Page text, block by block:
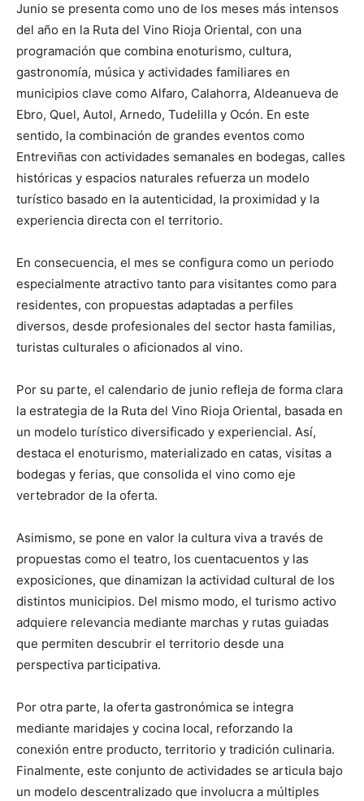
Junio se presenta como uno de los meses más intensos
del año en la Ruta del Vino Rioja Oriental, con una
programación que combina enoturismo, cultura,
gastronomía, música y actividades familiares en
municipios clave como Alfaro, Calahorra, Aldeanueva de
Ebro, Quel, Autol, Arnedo, Tudelilla y Ocón. En este
sentido, la combinación de grandes eventos como
Entreviñas con actividades semanales en bodegas, calles
históricas y espacios naturales refuerza un modelo
turístico basado en la autenticidad, la proximidad y la
experiencia directa con el territorio.
En consecuencia, el mes se configura como un periodo
especialmente atractivo tanto para visitantes como para
residentes, con propuestas adaptadas a perfiles
diversos, desde profesionales del sector hasta familias,
turistas culturales o aficionados al vino.
Por su parte, el calendario de junio refleja de forma clara
la estrategia de la Ruta del Vino Rioja Oriental, basada en
un modelo turístico diversificado y experiencial. Así,
destaca el enoturismo, materializado en catas, visitas a
bodegas y ferias, que consolida el vino como eje
vertebrador de la oferta.
Asimismo, se pone en valor la cultura viva a través de
propuestas como el teatro, los cuentacuentos y las
exposiciones, que dinamizan la actividad cultural de los
distintos municipios. Del mismo modo, el turismo activo
adquiere relevancia mediante marchas y rutas guiadas
que permiten descubrir el territorio desde una
perspectiva participativa.
Por otra parte, la oferta gastronómica se integra
mediante maridajes y cocina local, reforzando la
conexión entre producto, territorio y tradición culinaria.
Finalmente, este conjunto de actividades se articula bajo
un modelo descentralizado que involucra a múltiples